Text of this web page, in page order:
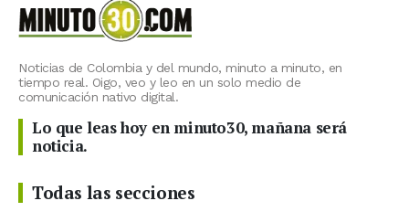
Noticias de Colombia y del mundo, minuto a minuto, en
tiempo real. Oigo, veo y leo en un solo medio de
comunicación nativo digital.
Lo que leas hoy en minuto30, mañana será
noticia.
Todas las secciones